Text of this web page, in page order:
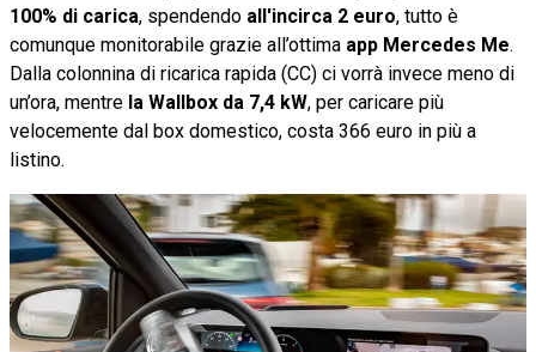
100% di carica, spendendo all'incirca 2 euro, tutto è
comunque monitorabile grazie all’ottima app Mercedes Me.
Dalla colonnina di ricarica rapida (CC) ci vorrà invece meno di
un’ora, mentre la Wallbox da 7,4 kW, per caricare più
velocemente dal box domestico, costa 366 euro in più a
listino.